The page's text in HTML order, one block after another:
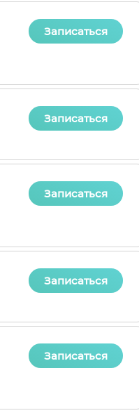
Записаться
Записаться
Записаться
Записаться
Записаться